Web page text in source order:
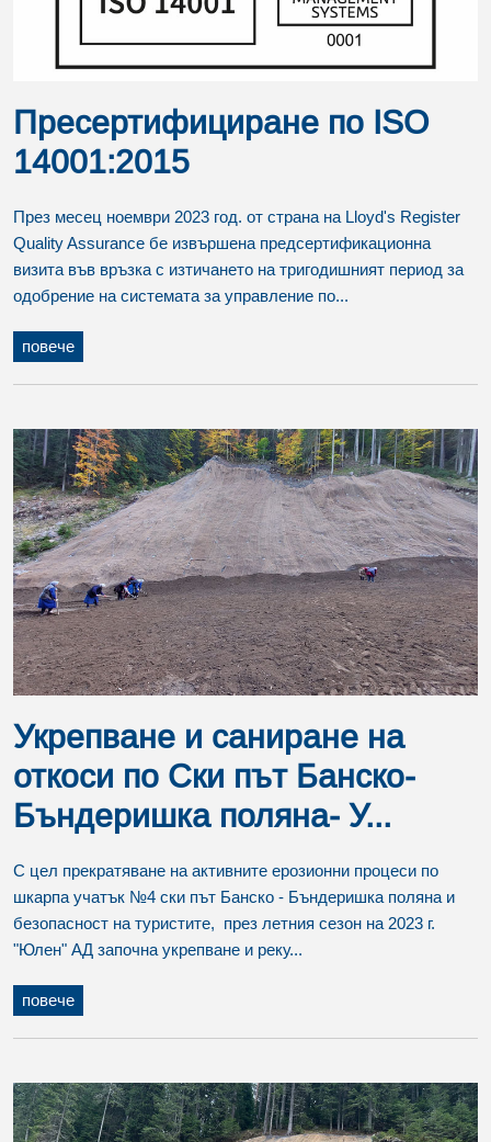
Пресертифициране по ISO
14001:2015
През месец ноември 2023 год. от страна на Lloyd's Register
Quality Assurance бе извършена предсертификационна
визита във връзка с изтичането на тригодишният период за
одобрение на системата за управление по...
повече
Укрепване и саниране на
откоси по Ски път Банско-
Бъндеришка поляна- У...
С цел прекратяване на активните ерозионни процеси по
шкарпа учатък №4 ски път Банско - Бъндеришка поляна и
безопасност на туристите, през летния сезон на 2023 г.
"Юлен" АД започна укрепване и реку...
повече